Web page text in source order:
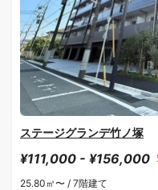
ステージグランデ竹ノ塚
¥111,000 - ¥156,000
25.80㎡〜 / 7階建て